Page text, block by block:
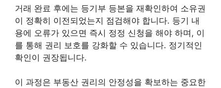
거래 완료 후에는 등기부 등본을 재확인하여 소유권
이 정확히 이전되었는지 점검해야 합니다. 등기 내
용에 오류가 있으면 즉시 정정 신청을 해야 하며, 이
를 통해 권리 보호를 강화할 수 있습니다. 정기적인
확인이 권장됩니다.
이 과정은 부동산 권리의 안정성을 확보하는 중요한